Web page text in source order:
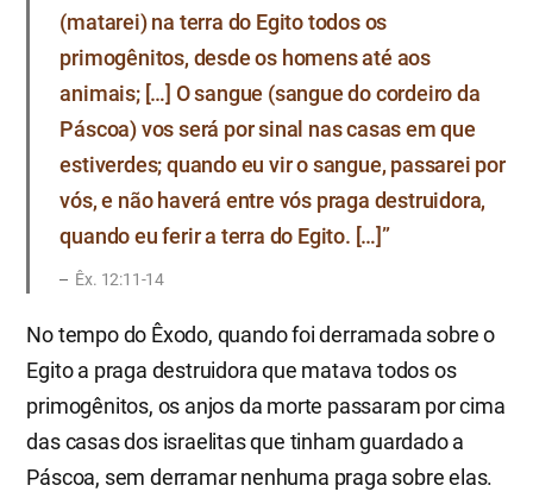
(matarei) na terra do Egito todos os
primogênitos, desde os homens até aos
animais; […] O sangue (sangue do cordeiro da
Páscoa) vos será por sinal nas casas em que
estiverdes; quando eu vir o sangue, passarei por
vós, e não haverá entre vós praga destruidora,
quando eu ferir a terra do Egito. […]”
Êx. 12:11-14
No tempo do Êxodo, quando foi derramada sobre o
Egito a praga destruidora que matava todos os
primogênitos, os anjos da morte passaram por cima
das casas dos israelitas que tinham guardado a
Páscoa, sem derramar nenhuma praga sobre elas.